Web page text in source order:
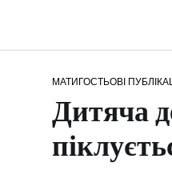
МАТИ ГОСТЬОВІ
Дитяча